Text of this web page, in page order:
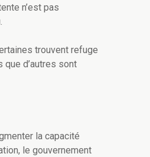
n’est pas
trouvent refuge
d’autres sont
la capacité
le gouvernement